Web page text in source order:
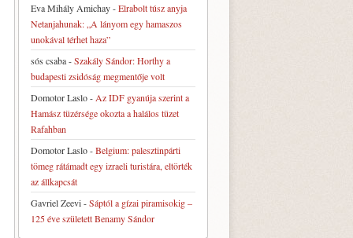
Eva Mihály Amichay-Elrabolt túsz anyja
Netanjahunak: „A lányom egy hamaszos
unokával térhet haza”
sós csaba-Szakály Sándor: Horthy a
budapesti zsidóság megmentője volt
Domotor Laslo- Az IDF gyanúja szerint a
Hamász tüzérsége okozta a halálos tüzet
Rafahban
Domotor Laslo-Belgium: palesztinpárti
tömeg rátámadt egy izraeli turistára, eltörték
az állkapcsát
Gavriel Zeevi-Sáptól a gízai piramisokig –
125 éve született Benamy Sándor